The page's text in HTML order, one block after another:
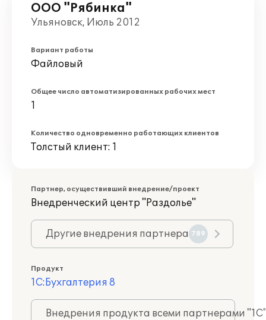
ООО "Рябинка"
Ульяновск, Июль 2012
Вариант работы
Файловый
Общее число автоматизированных рабочих мест
1
Количество одновременно работающих клиентов
Толстый клиент: 1
Партнер, осуществивший внедрение/проект
Внедренческий центр "Раздолье"
Другие внедрения партнера 789
Продукт
1С:Бухгалтерия 8
Внедрения продукта всеми партнерами